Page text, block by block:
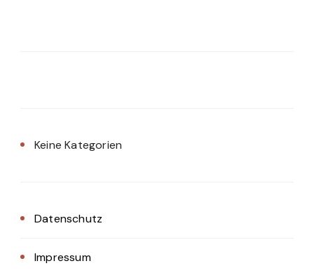
Keine Kategorien
Datenschutz
Impressum